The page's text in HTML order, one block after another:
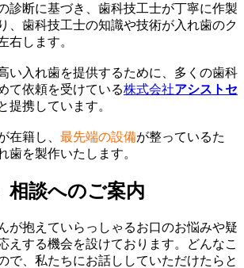
診断に基づき、歯科技工士が丁寧に作製
、歯科技工士の知識や技術が入れ歯のク
右します。
い入れ歯を提供するために、多くの歯科
て依頼を受けている株式会社アシストセ
提携しています。
在籍し、 最先端の設備が整っているた
歯を製作いたします。
相談へのご案内
が抱えていらっしゃるお口のお悩みや疑
えする機会を設けております。どんなこ
で、私たちにお話ししていただけたらと